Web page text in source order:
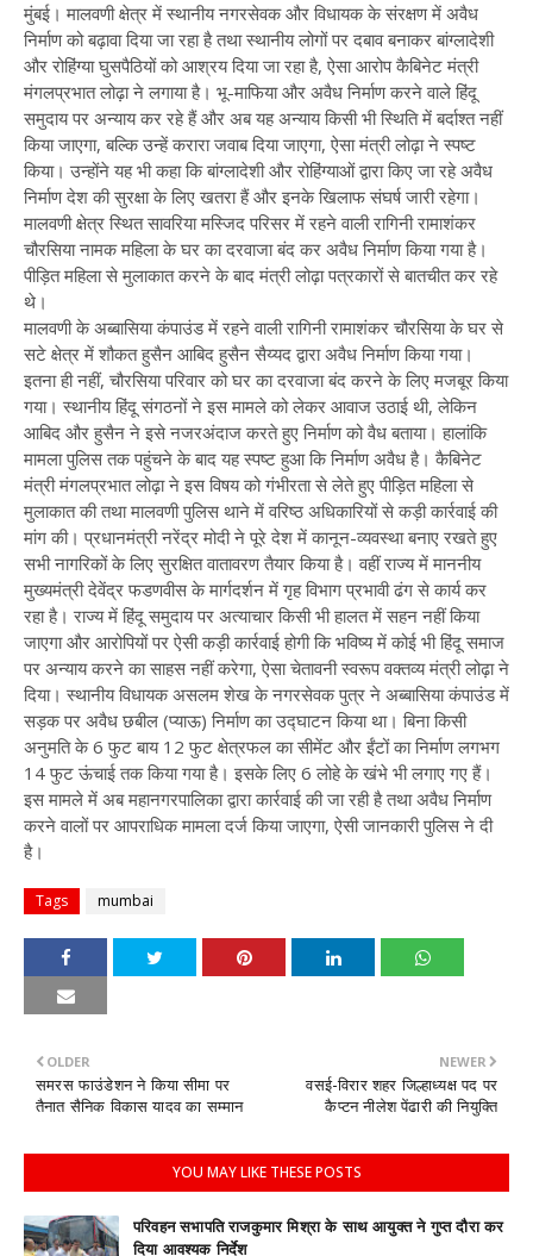
मुंबई। मालवणी क्षेत्र में स्थानीय नगरसेवक और विधायक के संरक्षण में अवैध
निर्माण को बढ़ावा दिया जा रहा है तथा स्थानीय लोगों पर दबाव बनाकर बांग्लादेशी
और रोहिंग्या घुसपैठियों को आश्रय दिया जा रहा है, ऐसा आरोप कैबिनेट मंत्री
मंगलप्रभात लोढ़ा ने लगाया है। भू-माफिया और अवैध निर्माण करने वाले हिंदू
समुदाय पर अन्याय कर रहे हैं और अब यह अन्याय किसी भी स्थिति में बर्दाश्त नहीं
किया जाएगा, बल्कि उन्हें करारा जवाब दिया जाएगा, ऐसा मंत्री लोढ़ा ने स्पष्ट
किया। उन्होंने यह भी कहा कि बांग्लादेशी और रोहिंग्याओं द्वारा किए जा रहे अवैध
निर्माण देश की सुरक्षा के लिए खतरा हैं और इनके खिलाफ संघर्ष जारी रहेगा।
मालवणी क्षेत्र स्थित सावरिया मस्जिद परिसर में रहने वाली रागिनी रामाशंकर
चौरसिया नामक महिला के घर का दरवाजा बंद कर अवैध निर्माण किया गया है।
पीड़ित महिला से मुलाकात करने के बाद मंत्री लोढ़ा पत्रकारों से बातचीत कर रहे
थे।
मालवणी के अब्बासिया कंपाउंड में रहने वाली रागिनी रामाशंकर चौरसिया के घर से
सटे क्षेत्र में शौकत हुसैन आबिद हुसैन सैय्यद द्वारा अवैध निर्माण किया गया।
इतना ही नहीं, चौरसिया परिवार को घर का दरवाजा बंद करने के लिए मजबूर किया
गया। स्थानीय हिंदू संगठनों ने इस मामले को लेकर आवाज उठाई थी, लेकिन
आबिद और हुसैन ने इसे नजरअंदाज करते हुए निर्माण को वैध बताया। हालांकि
मामला पुलिस तक पहुंचने के बाद यह स्पष्ट हुआ कि निर्माण अवैध है। कैबिनेट
मंत्री मंगलप्रभात लोढ़ा ने इस विषय को गंभीरता से लेते हुए पीड़ित महिला से
मुलाकात की तथा मालवणी पुलिस थाने में वरिष्ठ अधिकारियों से कड़ी कार्रवाई की
मांग की। प्रधानमंत्री नरेंद्र मोदी ने पूरे देश में कानून-व्यवस्था बनाए रखते हुए
सभी नागरिकों के लिए सुरक्षित वातावरण तैयार किया है। वहीं राज्य में माननीय
मुख्यमंत्री देवेंद्र फडणवीस के मार्गदर्शन में गृह विभाग प्रभावी ढंग से कार्य कर
रहा है। राज्य में हिंदू समुदाय पर अत्याचार किसी भी हालत में सहन नहीं किया
जाएगा और आरोपियों पर ऐसी कड़ी कार्रवाई होगी कि भविष्य में कोई भी हिंदू समाज
पर अन्याय करने का साहस नहीं करेगा, ऐसा चेतावनी स्वरूप वक्तव्य मंत्री लोढ़ा ने
दिया। स्थानीय विधायक असलम शेख के नगरसेवक पुत्र ने अब्बासिया कंपाउंड में
सड़क पर अवैध छबील (प्याऊ) निर्माण का उद्घाटन किया था। बिना किसी
अनुमति के 6 फुट बाय 12 फुट क्षेत्रफल का सीमेंट और ईंटों का निर्माण लगभग
14 फुट ऊंचाई तक किया गया है। इसके लिए 6 लोहे के खंभे भी लगाए गए हैं।
इस मामले में अब महानगरपालिका द्वारा कार्रवाई की जा रही है तथा अवैध निर्माण
करने वालों पर आपराधिक मामला दर्ज किया जाएगा, ऐसी जानकारी पुलिस ने दी
है।
Tags mumbai
NEWER
वसई-विरार शहर जिल्हाध्यक्ष पद पर
कैप्टन नीलेश पेंढारी की नियुक्ति
OLDER
समरस फाउंडेशन ने किया सीमा पर
तैनात सैनिक विकास यादव का सम्मान
YOU MAY LIKE THESE POSTS
परिवहन सभापति राजकुमार मिश्रा के साथ आयुक्त ने गुप्त दौरा कर
दिया आवश्यक निर्देश